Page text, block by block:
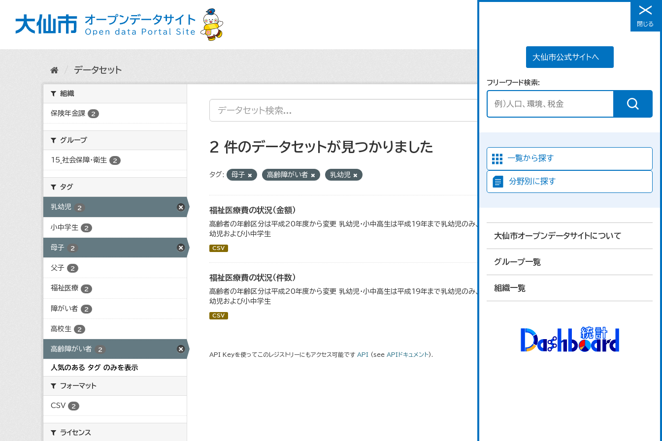
メニュー
大仙市公式サイトへ
フリーワード検索
一覧から探す
分野別に探す
大仙市オープンデータサイトについて
グループ一覧
組織一覧
閉じる
データセット
組織
保険年金課 2
グループ
15_社会保障・衛生 2
タグ
乳幼児 2
小中学生 2
母子 2
父子 2
福祉医療 2
障がい者 2
高校生 2
高齢障がい者 2
人気のある タグ のみを表示
フォーマット
CSV 2
ライセンス
2 件のデータセットが見つかりました
タグ: 母子 高齢障がい者 乳幼児
福祉医療費の状況（金額）
高齢者の年齢区分は平成20年度から変更 乳幼児・小中高生は平成19年まで乳幼児のみ、平成20年度から令和元年度までは乳
幼児および小中学生
CSV
福祉医療費の状況（件数）
高齢者の年齢区分は平成20年度から変更 乳幼児・小中高生は平成19年まで乳幼児のみ、平成20年度から令和元年度までは乳
幼児および小中学生
CSV
API Keyを使ってこのレジストリーにもアクセス可能です API (see APIドキュメント).